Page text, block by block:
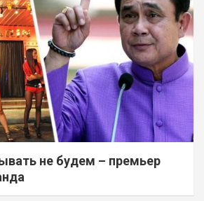
не будем – премьер